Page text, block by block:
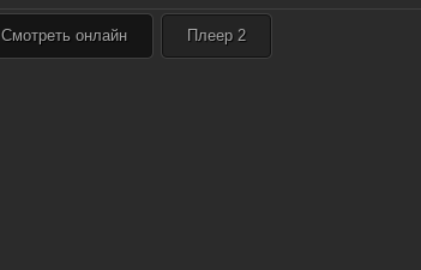
Смотреть онлайн Плеер 2